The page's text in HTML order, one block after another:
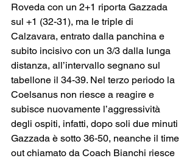
Roveda con un 2+1 riporta Gazzada
sul +1 (32-31), ma le triple di
Calzavara, entrato dalla panchina e
subito incisivo con un 3/3 dalla lunga
distanza, all’intervallo segnano sul
tabellone il 34-39. Nel terzo periodo la
Coelsanus non riesce a reagire e
subisce nuovamente l’aggressività
degli ospiti, infatti, dopo soli due minuti
Gazzada è sotto 36-50, neanche il time
out chiamato da Coach Bianchi riesce